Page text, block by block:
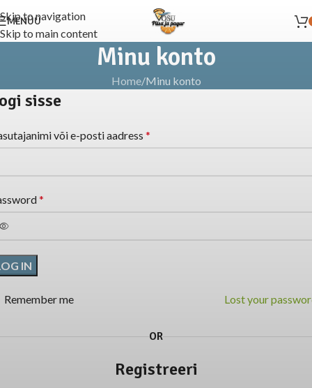
Skip to navigation
Skip to main content
MENÜÜ
Minu konto
Home Minu konto
sisse
või e-posti aadress *
*
IN
Lost your
Remember me
OR
Registreeri